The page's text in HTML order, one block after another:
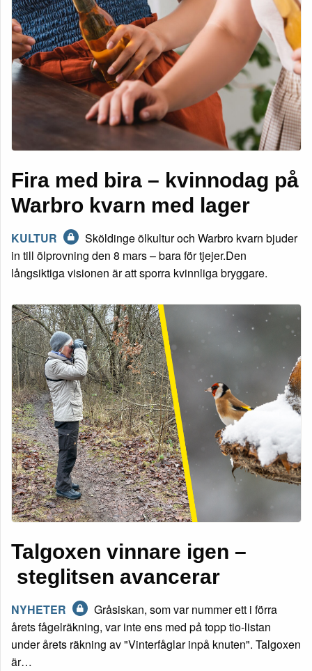
Fira med bira – kvinnodag på
Warbro kvarn med lager
KULTUR
Sköldinge ölkultur och Warbro kvarn bjuder
in till ölprovning den 8 mars – bara för tjejer.Den
långsiktiga visionen är att sporra kvinnliga bryggare.
Talgoxen vinnare igen –
steglitsen avancerar
NYHETER
Gråsiskan, som var nummer ett i förra
årets fågelräkning, var inte ens med på topp tio-listan
under årets räkning av "Vinterfåglar inpå knuten". Talgoxen
är…